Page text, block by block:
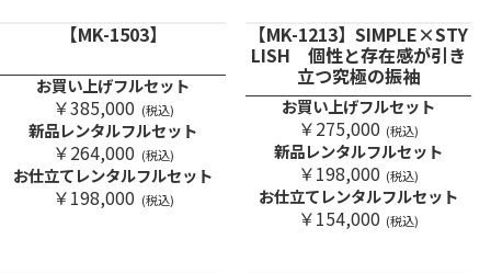
【MK-1503】
お買い上げフルセット
￥385,000 (税込)
新品レンタルフルセット
￥264,000 (税込)
お仕立てレンタルフルセット
￥198,000 (税込)
【MK-1213】SIMPLE×STY
LISH 個性と存在感が引き
立つ究極の振袖
お買い上げフルセット
￥275,000 (税込)
新品レンタルフルセット
￥198,000 (税込)
お仕立てレンタルフルセット
￥154,000 (税込)